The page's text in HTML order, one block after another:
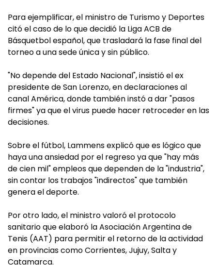
Para ejemplificar, el ministro de Turismo y Deportes
citó el caso de lo que decidió la Liga ACB de
Básquetbol español, que trasladará la fase final del
torneo a una sede única y sin público.
"No depende del Estado Nacional", insistió el ex
presidente de San Lorenzo, en declaraciones al
canal América, donde también instó a dar "pasos
firmes" ya que el virus puede hacer retroceder en las
decisiones.
Sobre el fútbol, Lammens explicó que es lógico que
haya una ansiedad por el regreso ya que "hay más
de cien mil" empleos que dependen de la "industria",
sin contar los trabajos "indirectos" que también
genera el deporte.
Por otro lado, el ministro valoró el protocolo
sanitario que elaboró la Asociación Argentina de
Tenis (AAT) para permitir el retorno de la actividad
en provincias como Corrientes, Jujuy, Salta y
Catamarca.